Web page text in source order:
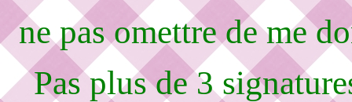
ne pas omettre de me
Pas plus de 3